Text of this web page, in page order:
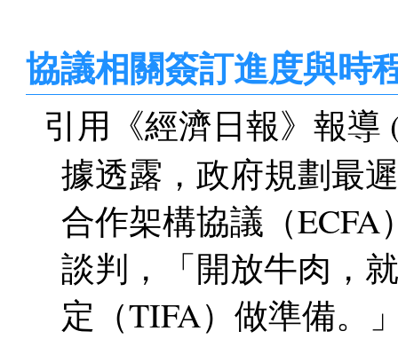
協議相關簽訂進度與時
引用《經濟日報》報導
據透露，政府規劃最
合作架構協議（
談判，「開放牛肉，
定（TIFA）做準備。